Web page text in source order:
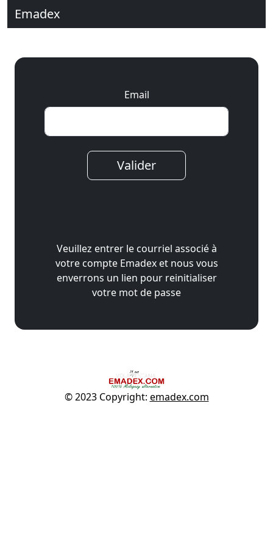
Emadex
Email
Valider
Veuillez entrer le courriel associé à
votre compte Emadex et nous vous
enverrons un lien pour reinitialiser
votre mot de passe
© 2023 Copyright: emadex.com